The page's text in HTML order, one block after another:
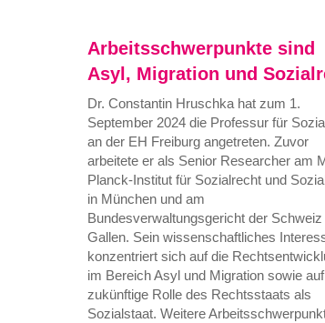
Arbeitsschwerpunkte sind
Asyl, Migration und
Dr. Constantin Hruschka hat zum 1.
September 2024 die Professur für
an der EH Freiburg angetreten. Zuvor
arbeitete er als Senior Researcher am
Planck-Institut für Sozialrecht und
in München und am
Bundesverwaltungsgericht der Schweiz
Gallen. Sein wissenschaftliches
konzentriert sich auf die
im Bereich Asyl und Migration sowie
zukünftige Rolle des Rechtsstaats als
Sozialstaat. Weitere